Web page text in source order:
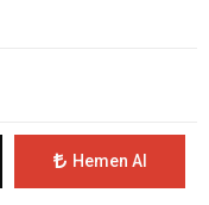
Hemen Al